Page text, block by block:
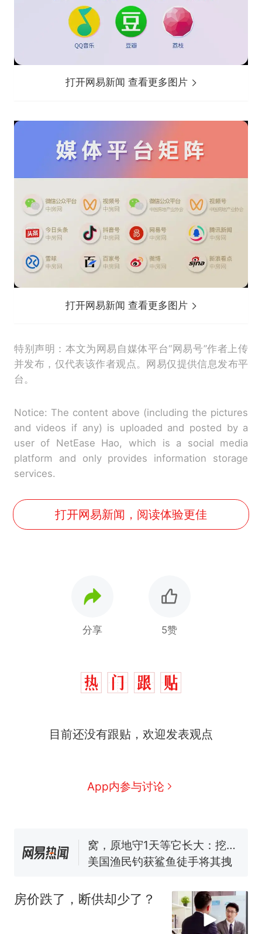
打开网易新闻 查看更多图片
打开网易新闻 查看更多图片
特别声明：本文为网易自媒体平台“网易号”作者上传
并发布，仅代表该作者观点。网易仅提供信息发布平
台。
Notice: The content above (including the pictures
and videos if any) is uploaded and posted by a
user of NetEase Hao, which is a social media
platform and only provides information storage
services.
打开网易新闻，阅读体验更佳
分享 5赞
目前还没有跟贴，欢迎发表观点
App内参与讨论
么？
人生
费大厨“全国小炒肉大王”称
号，仅凭视频评出？中国烹饪
140多朵
美国渔民钓获鲨鱼徒手将其拽
回大海 目击者直呼震惊 （视频
官方通报
热
制裁瓜子饺子，美国怕什
房价跌了，断供却少了？